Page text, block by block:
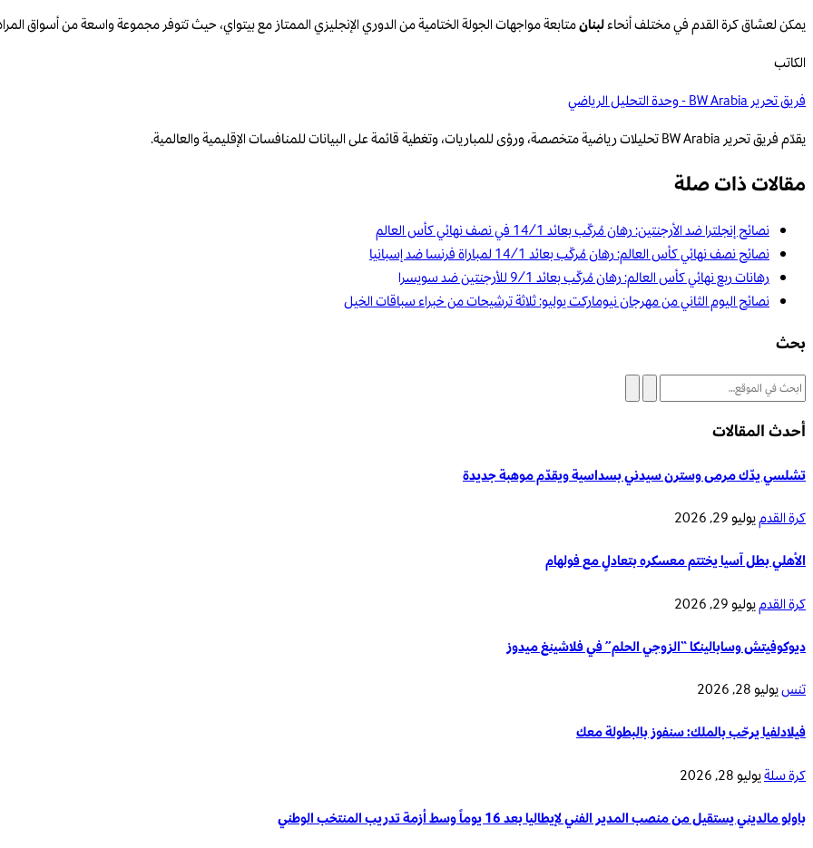
يمكن لعشاق كرة القدم في مختلف أنحاءلبنانمتابعة مواجهات الجولة الختامية من الدوري الإنجليزي الممتاز مع بيتواي، حيث تتوفر مجموعة واسعة من أسواق
الكاتب
فريق تحرير BW Arabia - وحدة التحليل الرياضي
يقدّم فريق تحرير BW Arabia تحليلات رياضية متخصصة، ورؤى للمباريات، وتغطية قائمة على البيانات للمنافسات الإقليمية والعالمية.
مقالات ذات صلة
نصائح إنجلترا ضد الأرجنتين: رهان مُركّب بعائد 14/1 في نصف نهائي كأس العالم
نصائح نصف نهائي كأس العالم: رهان مُركّب بعائد 14/1 لمباراة فرنسا ضد إسبانيا
رهانات ربع نهائي كأس العالم: رهان مُركّب بعائد 9/1 للأرجنتين ضد سويسرا
نصائح اليوم الثاني من مهرجان نيوماركت يوليو: ثلاثة ترشيحات من خبراء سباقات الخيل
بحث
أحدث المقالات
تشلسي يدّك مرمى وسترن سيدني بسداسية ويقدّم موهبة جديدة
كرة القدميوليو 29, 2026
الأهلي بطل آسيا يختتم معسكره بتعادلٍ مع فولهام
كرة القدميوليو 29, 2026
ديوكوفيتش وسابالينكا “الزوجي الحلم” في فلاشينغ ميدوز
تنسيوليو 28, 2026
فيلادلفيا يرحّب بالملك: سنفوز بالبطولة معك
كرة سلةيوليو 28, 2026
باولو مالديني يستقيل من منصب المدير الفني لإيطاليا بعد 16 يوماً وسط أزمة تدريب المنتخب الوطني